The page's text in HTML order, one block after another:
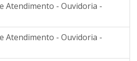
Atendimento - Ouvidoria -
Atendimento - Ouvidoria -